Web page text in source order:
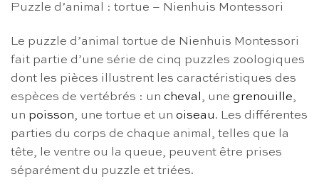
Puzzle d’animal : tortue – Nienhuis Montessori
Le puzzle d’animal tortue de Nienhuis Montessori
fait partie d’une série de cinq puzzles zoologiques
dont les pièces illustrent les caractéristiques des
espèces de vertébrés : un cheval , une grenouille,
un poisson, une tortue et un oiseau. Les différentes
parties du corps de chaque animal, telles que la
tête, le ventre ou la queue, peuvent être prises
séparément du puzzle et triées.